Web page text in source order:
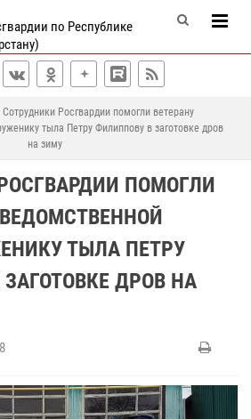
по Республике
Сотрудники Росгвардии помогли ветерану
тыла Петру Филиппову в заготовке дров
на зиму
ПОМОГЛИ
ТЫЛА ПЕТРУ
ДРОВ НА